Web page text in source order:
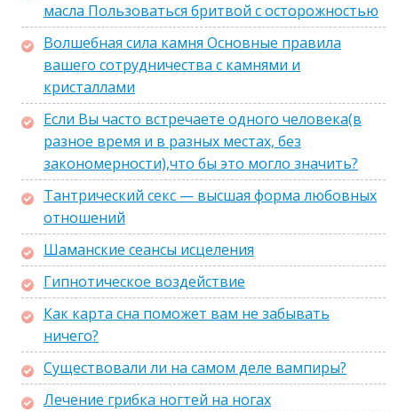
масла Пользоваться бритвой с осторожностью
Волшебная сила камня Основные правила
вашего сотрудничества с камнями и
кристаллами
Если Вы часто встречаете одного человека(в
разное время и в разных местах, без
закономерности),что бы это могло значить?
Тантрический секс — высшая форма любовных
отношений
Шаманские сеансы исцеления
Гипнотическое воздействие
Как карта сна поможет вам не забывать
ничего?
Существовали ли на самом деле вампиры?
Лечение грибка ногтей на ногах